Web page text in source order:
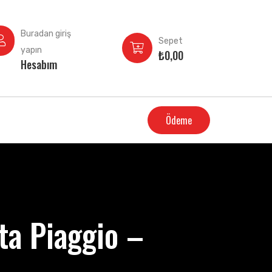
Buradan giriş
yapın
Hesabım
Sepet
₺0,00
Ödeme
Piaggio –